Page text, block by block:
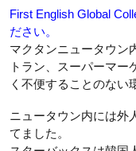
First English Global
ださい。
マクタンニュータウン
トラン、スーパーマー
く不便することのない
ニュータウン内には外
てました。